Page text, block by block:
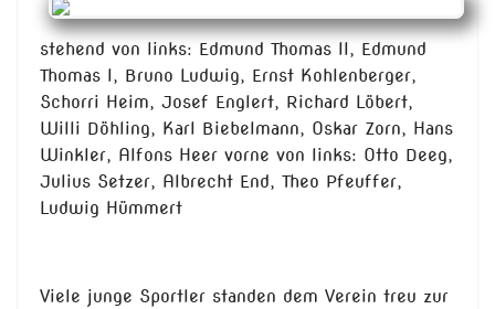
stehend von links: Edmund Thomas II, Edmund
Thomas I, Bruno Ludwig, Ernst Kohlenberger,
Schorri Heim, Josef Englert, Richard Löbert,
Willi Döhling, Karl Biebelmann, Oskar Zorn, Hans
Winkler, Alfons Heer vorne von links: Otto Deeg,
Julius Setzer, Albrecht End, Theo Pfeuffer,
Ludwig Hümmert
Viele junge Sportler standen dem Verein treu zur